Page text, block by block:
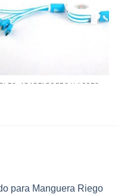
para Manguera Riego